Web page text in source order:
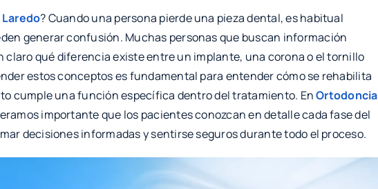
? Cuando una persona pierde una pieza dental, es habitual
generar confusión. Muchas personas que buscan información
claro qué diferencia existe entre un implante, una corona o el tornillo
estos conceptos es fundamental para entender cómo se rehabilita
cumple una función específica dentro del tratamiento. EnOrtodoncia
importante que los pacientes conozcan en detalle cada fase del
decisiones informadas y sentirse seguros durante todo el proceso.